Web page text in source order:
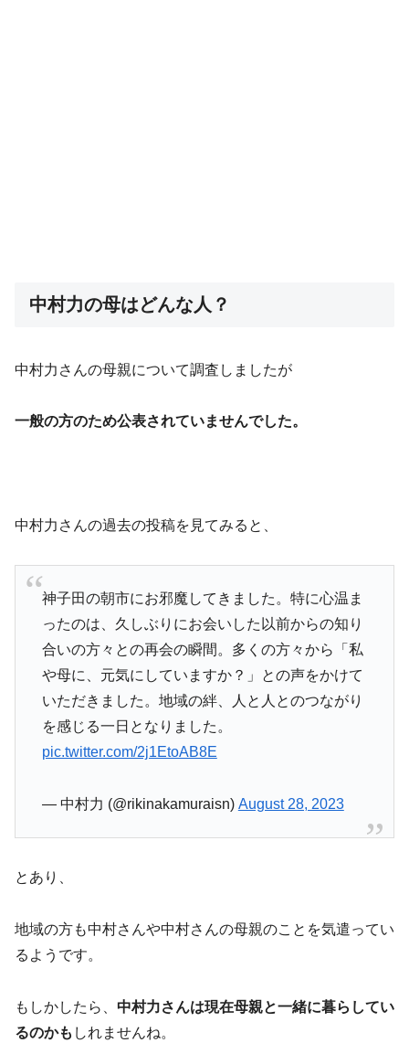
中村力の母はどんな人？
中村力さんの母親について調査しましたが
一般の方のため公表されていませんでした。
中村力さんの過去の投稿を見てみると、
神子田の朝市にお邪魔してきました。特に心温ま
ったのは、久しぶりにお会いした以前からの知り
合いの方々との再会の瞬間。多くの方々から「私
や母に、元気にしていますか？」との声をかけて
いただきました。地域の絆、人と人とのつながり
を感じる一日となりました。
pic.twitter.com/2j1EtoAB8E
— 中村力 (@rikinakamuraisn) August 28, 2023
とあり、
地域の方も中村さんや中村さんの母親のことを気遣ってい
るようです。
もしかしたら、 中村力さんは現在母親と一緒に暮らしてい
るのかも しれませんね。